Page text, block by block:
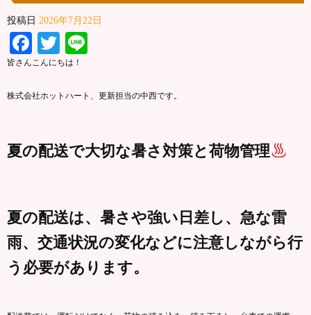
投稿日 2026年7月22日
Facebook
Twitter
皆さんこんにちは！
株式会社ホットハート、更新担当の中西です。
夏の配送で大切な暑さ対策と荷物管理
夏の配送は、暑さや強い日差し、急な雷
雨、交通状況の変化などに注意しながら行
う必要があります。